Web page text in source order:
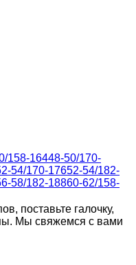
158-16448-50/170-
54/170-17652-54/182-
58/182-18860-62/158-
поставьте галочку,
Мы свяжемся с вами